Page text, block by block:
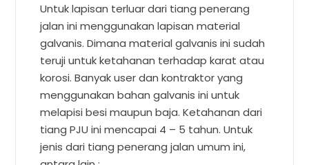
Untuk lapisan terluar dari tiang penerang
jalan ini menggunakan lapisan material
galvanis. Dimana material galvanis ini sudah
teruji untuk ketahanan terhadap karat atau
korosi. Banyak user dan kontraktor yang
menggunakan bahan galvanis ini untuk
melapisi besi maupun baja. Ketahanan dari
tiang PJU ini mencapai 4 – 5 tahun. Untuk
jenis dari tiang penerang jalan umum ini,